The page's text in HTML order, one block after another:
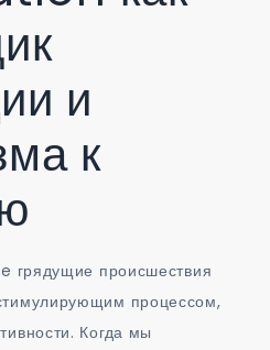
и
к
грядущие происшествия
процессом,
Когда мы